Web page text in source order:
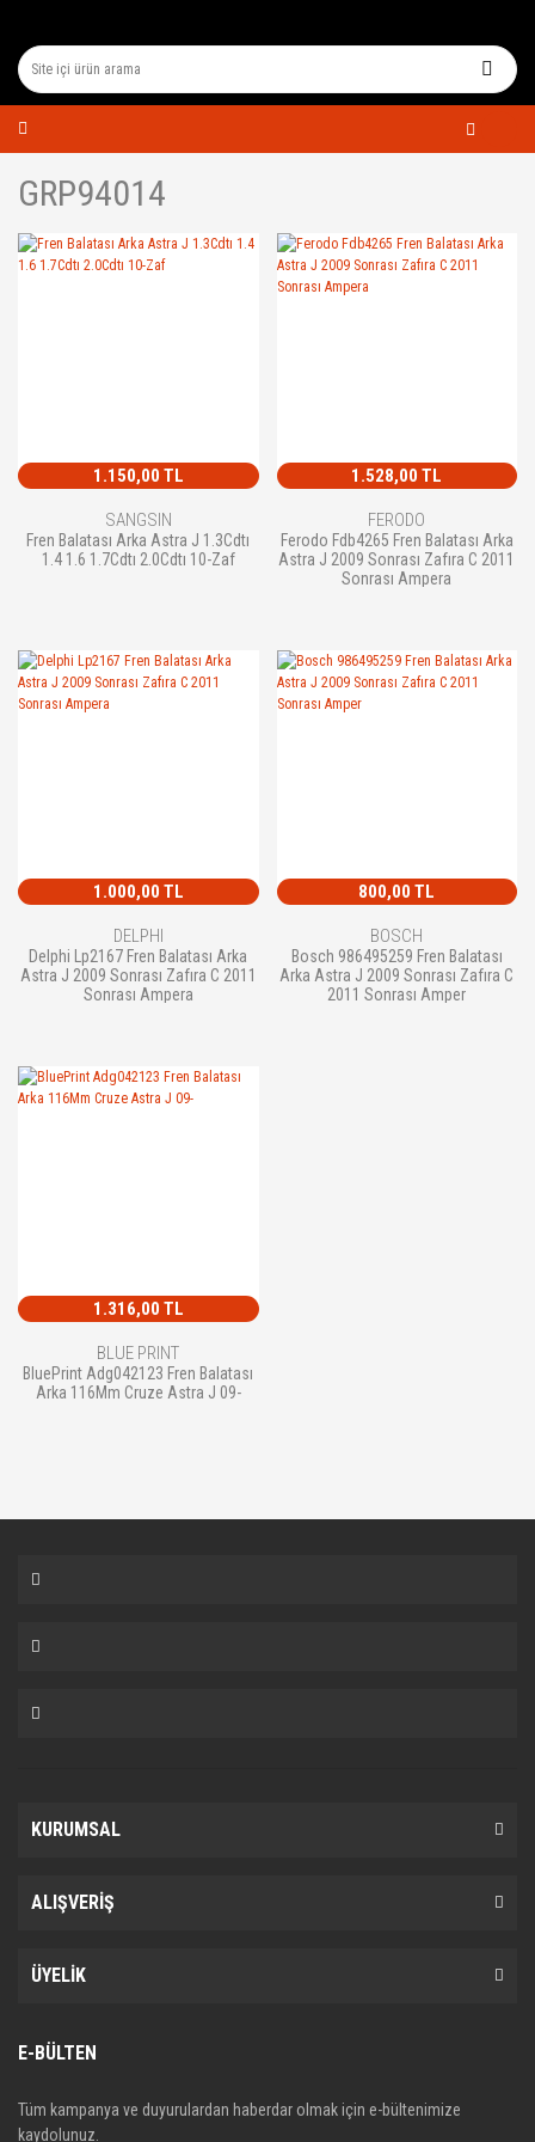
GRP94014
1.150,00 TL
SANGSIN
Fren Balatası Arka Astra J 1.3Cdtı
1.4 1.6 1.7Cdtı 2.0Cdtı 10-Zaf
1.528,00 TL
FERODO
Ferodo Fdb4265 Fren Balatası Arka
Astra J 2009 Sonrası Zafıra C 2011
Sonrası Ampera
1.000,00 TL
DELPHI
Delphi Lp2167 Fren Balatası Arka
Astra J 2009 Sonrası Zafıra C 2011
Sonrası Ampera
800,00 TL
BOSCH
Bosch 986495259 Fren Balatası
Arka Astra J 2009 Sonrası Zafıra C
2011 Sonrası Amper
1.316,00 TL
BLUE PRINT
BluePrint Adg042123 Fren Balatası
Arka 116Mm Cruze Astra J 09-
KURUMSAL
ALIŞVERİŞ
ÜYELİK
E-BÜLTEN
Tüm kampanya ve duyurulardan haberdar olmak için e-bültenimize
kaydolunuz.